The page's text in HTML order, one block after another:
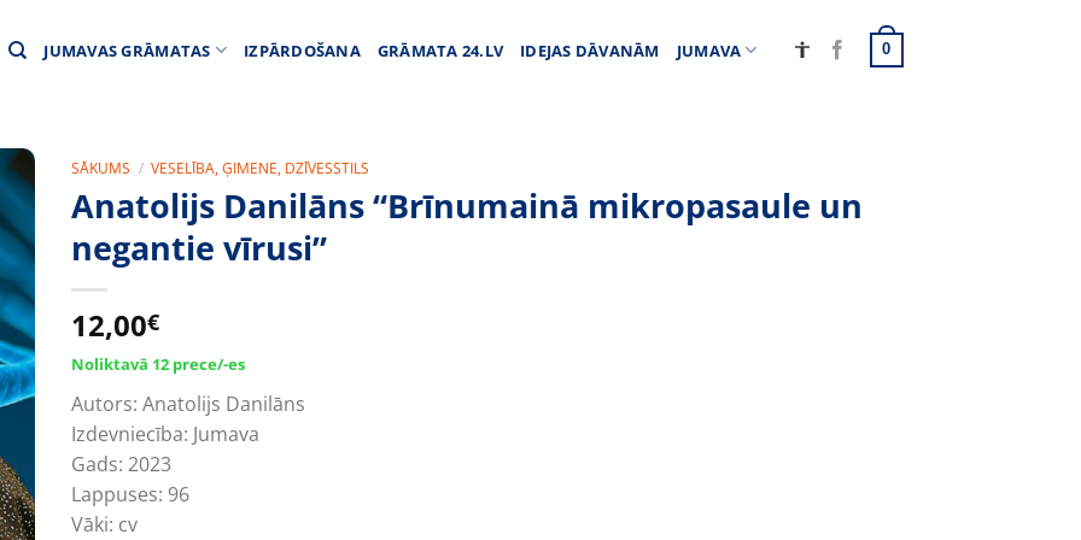
JUMAVAS GRĀMATAS IZPĀRDOŠANA GRĀMATA 24.LV IDEJAS DĀVANĀM JUMAVA 0
SĀKUMS / VESELĪBA, ĢIMENE, DZĪVESSTILS
Anatolijs Danilāns “Brīnumainā mikropasaule un
negantie vīrusi”
12,00€
Noliktavā 12 prece/-es
Autors: Anatolijs Danilāns
Izdevniecība: Jumava
Gads: 2023
Lappuses: 96
Vāki: cv